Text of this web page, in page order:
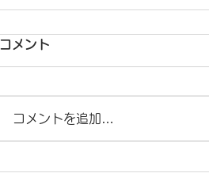
「PIX4Dmatic」がジオイド
コメント
コメントを追加…